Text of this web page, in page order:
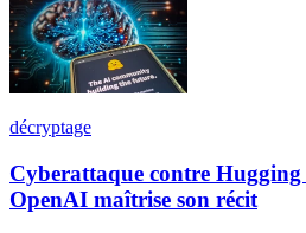
décryptage
Cyberattaque contre Hugging
OpenAI maîtrise son récit